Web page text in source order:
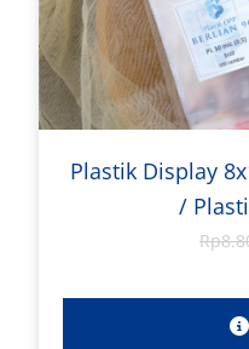
Plastik Display
/
Rp